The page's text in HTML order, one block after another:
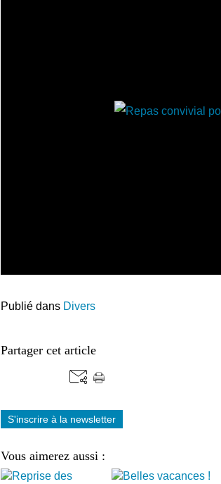
Publié dans Divers
Partager cet article
S'inscrire à la newsletter
Vous aimerez aussi :